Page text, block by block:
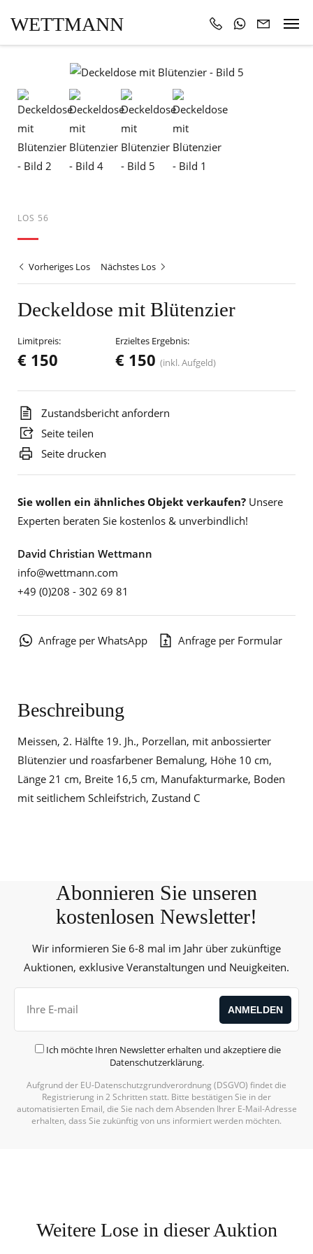
WETTMANN
LOS 56
Vorheriges Los Nächstes Los
Deckeldose mit Blütenzier
Limitpreis:
€ 150
Erzieltes Ergebnis:
€ 150 (inkl. Aufgeld)
Zustandsbericht anfordern
Seite teilen
Seite drucken
Sie wollen ein ähnliches Objekt verkaufen? Unsere
Experten beraten Sie kostenlos & unverbindlich!
David Christian Wettmann
info@wettmann.com
+49 (0)208 - 302 69 81
Anfrage per WhatsApp Anfrage per Formular
Beschreibung
Meissen, 2. Hälfte 19. Jh., Porzellan, mit anbossierter
Blütenzier und roasfarbener Bemalung, Höhe 10 cm,
Länge 21 cm, Breite 16,5 cm, Manufakturmarke, Boden
mit seitlichem Schleifstrich, Zustand C
Abonnieren Sie unseren
kostenlosen Newsletter!
Wir informieren Sie 6-8 mal im Jahr über zukünftige
Auktionen, exklusive Veranstaltungen und Neuigkeiten.
Ich möchte Ihren Newsletter erhalten und akzeptiere die
Datenschutzerklärung.
Aufgrund der EU-Datenschutzgrundverordnung (DSGVO) findet die
Registrierung in 2 Schritten statt. Bitte bestätigen Sie in der
automatisierten Email, die Sie nach dem Absenden Ihrer E-Mail-Adresse
erhalten, dass Sie zukünftig von uns informiert werden möchten.
Weitere Lose in dieser Auktion